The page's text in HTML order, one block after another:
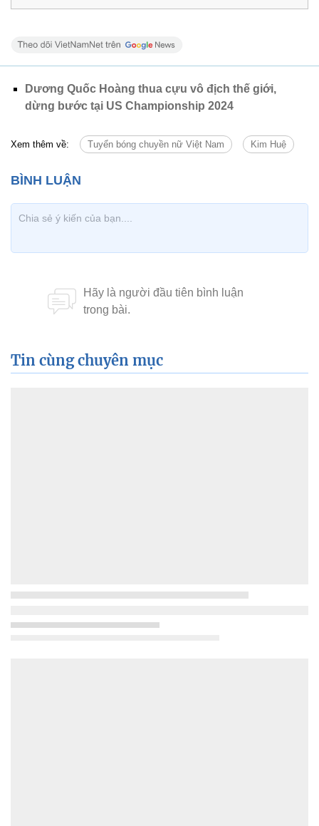
Dương Quốc Hoàng thua cựu vô địch thế giới,
dừng bước tại US Championship 2024
Xem thêm về: Tuyển bóng chuyền nữ Việt Nam Kim Huệ
Tin cùng chuyên mục